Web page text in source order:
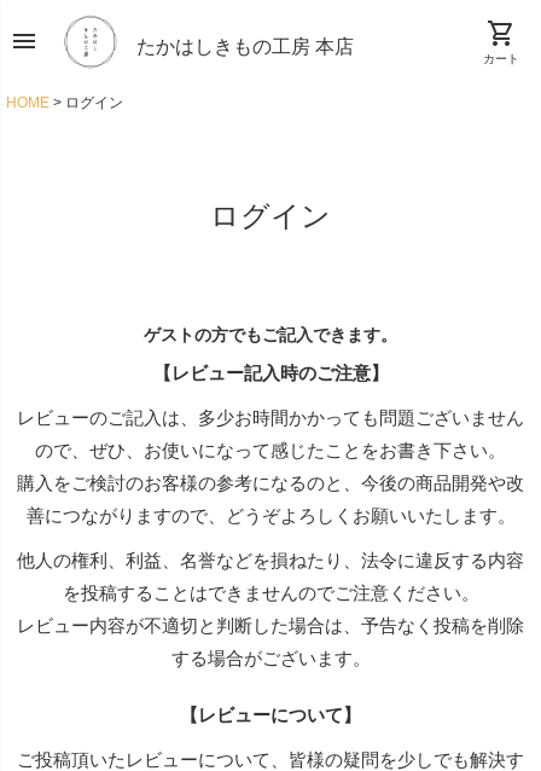
menu たかはしきもの工房 本店 shopping_cart
カート
HOME ログイン
ログイン
ゲストの方でもご記入できます。
【レビュー記入時のご注意】
レビューのご記入は、多少お時間かかっても問題ございません
ので、ぜひ、お使いになって感じたことをお書き下さい。
購入をご検討のお客様の参考になるのと、今後の商品開発や改
善につながりますので、どうぞよろしくお願いいたします。
他人の権利、利益、名誉などを損ねたり、法令に違反する内容
を投稿することはできませんのでご注意ください。
レビュー内容が不適切と判断した場合は、予告なく投稿を削除
する場合がございます。
【レビューについて】
ご投稿頂いたレビューについて、皆様の疑問を少しでも解決す